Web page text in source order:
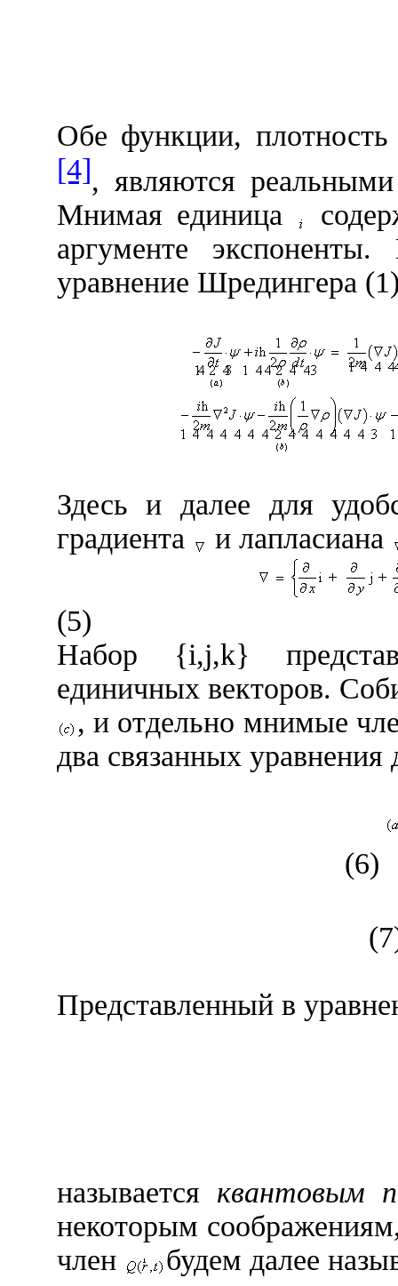
Обе функции,
[4], являются
Мнимая единица
аргументе
уравнение Шредингера
Здесь и далее для
градиента
и лапласиана
(5)
Набор {i,j,k}
единичных векторов.
, и отдельно мнимые
два связанных
(6)
Представленный в
называется квантовым
некоторым
член
будем далее